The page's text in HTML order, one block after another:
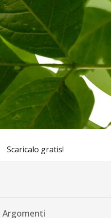
Scaricalo gratis!
Argomenti